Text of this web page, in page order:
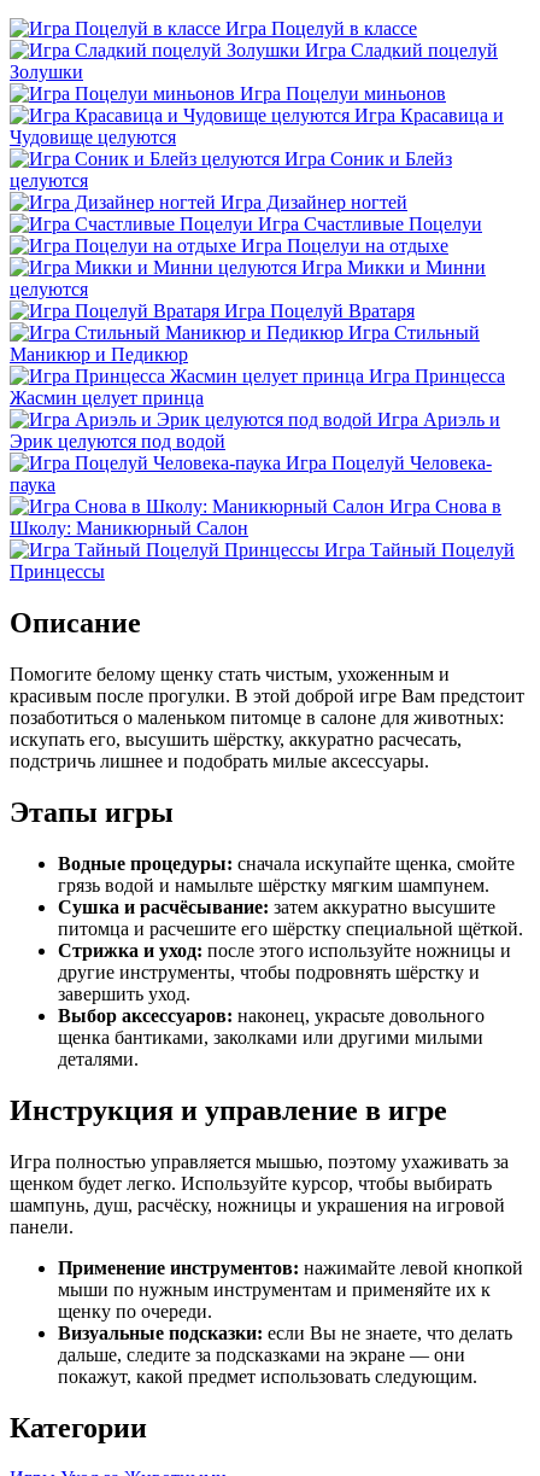
Игра Поцелуй в классе
Игра Сладкий поцелуй
Золушки
Игра Поцелуи миньонов
Игра Красавица и
Чудовище целуются
Игра Соник и Блейз
целуются
Игра Дизайнер ногтей
Игра Счастливые Поцелуи
Игра Поцелуи на отдыхе
Игра Микки и Минни
целуются
Игра Поцелуй Вратаря
Игра Стильный
Маникюр и Педикюр
Игра Принцесса
Жасмин целует принца
Игра Ариэль и
Эрик целуются под водой
Игра Поцелуй Человека-
паука
Игра Снова в
Школу: Маникюрный Салон
Игра Тайный Поцелуй
Принцессы
Описание
Помогите белому щенку стать чистым, ухоженным и
красивым после прогулки. В этой доброй игре Вам предстоит
позаботиться о маленьком питомце в салоне для животных:
искупать его, высушить шёрстку, аккуратно расчесать,
подстричь лишнее и подобрать милые аксессуары.
Этапы игры
Водные процедуры: сначала искупайте щенка, смойте
грязь водой и намыльте шёрстку мягким шампунем.
Сушка и расчёсывание: затем аккуратно высушите
питомца и расчешите его шёрстку специальной щёткой.
Стрижка и уход: после этого используйте ножницы и
другие инструменты, чтобы подровнять шёрстку и
завершить уход.
Выбор аксессуаров: наконец, украсьте довольного
щенка бантиками, заколками или другими милыми
деталями.
Инструкция и управление в игре
Игра полностью управляется мышью, поэтому ухаживать за
щенком будет легко. Используйте курсор, чтобы выбирать
шампунь, душ, расчёску, ножницы и украшения на игровой
панели.
Применение инструментов: нажимайте левой кнопкой
мыши по нужным инструментам и применяйте их к
щенку по очереди.
Визуальные подсказки: если Вы не знаете, что делать
дальше, следите за подсказками на экране — они
покажут, какой предмет использовать следующим.
Категории